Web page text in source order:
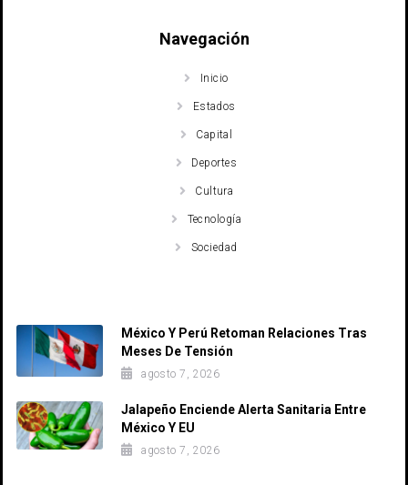
Navegación
Inicio
Estados
Capital
Deportes
Cultura
Tecnología
Sociedad
México Y Perú Retoman Relaciones Tras
Meses De Tensión
agosto 7, 2026
Jalapeño Enciende Alerta Sanitaria Entre
México Y EU
agosto 7, 2026